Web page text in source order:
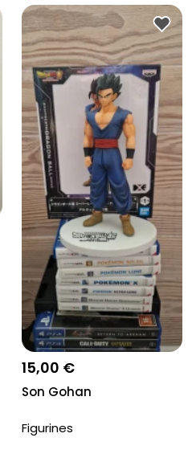
15,00 €
Son Gohan
Figurines